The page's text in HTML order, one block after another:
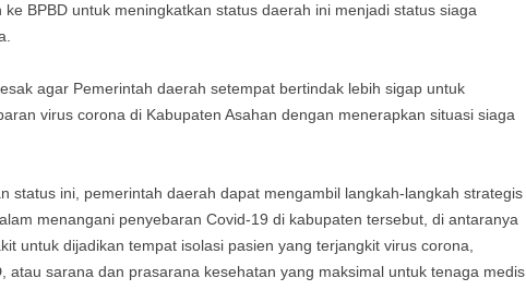
ke BPBD untuk meningkatkan status daerah ini menjadi status siaga
agar Pemerintah daerah setempat bertindak lebih sigap untuk
virus corona di Kabupaten Asahan dengan menerapkan situasi siaga
status ini, pemerintah daerah dapat mengambil langkah-langkah strategis
menangani penyebaran Covid-19 di kabupaten tersebut, di antaranya
untuk dijadikan tempat isolasi pasien yang terjangkit virus corona,
atau sarana dan prasarana kesehatan yang maksimal untuk tenaga medis